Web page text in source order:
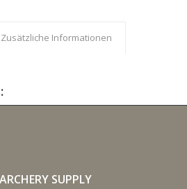
Zusätzliche Informationen
SUPPLY